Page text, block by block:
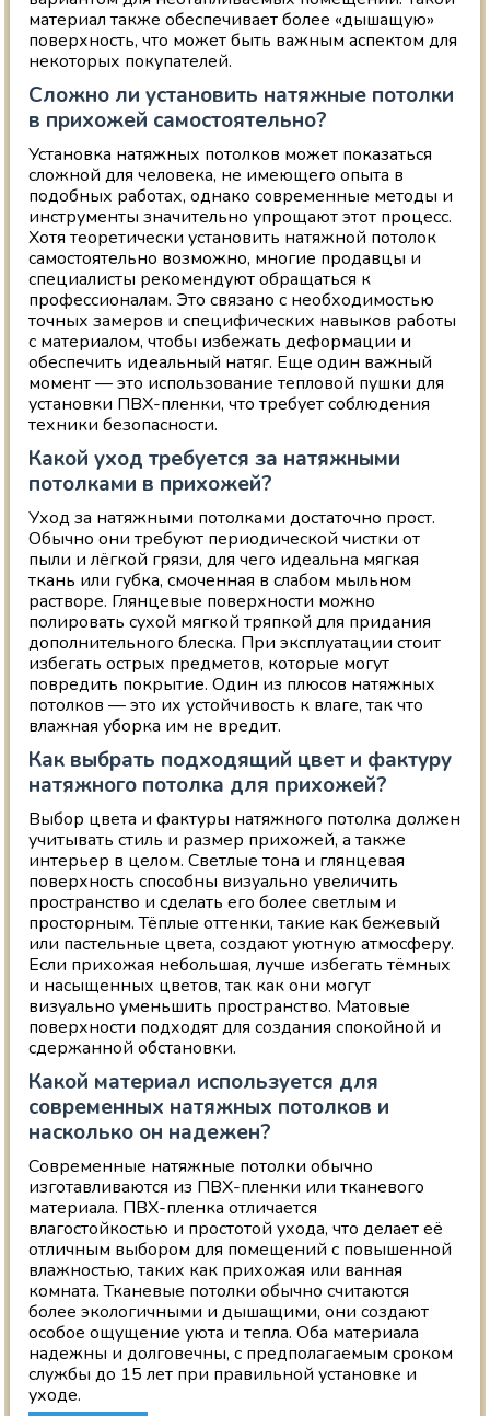
материал также обеспечивает более «дышащую»
поверхность, что может быть важным аспектом для
некоторых покупателей.
Сложно ли установить натяжные потолки
в прихожей самостоятельно?
Установка натяжных потолков может показаться
сложной для человека, не имеющего опыта в
подобных работах, однако современные методы и
инструменты значительно упрощают этот процесс.
Хотя теоретически установить натяжной потолок
самостоятельно возможно, многие продавцы и
специалисты рекомендуют обращаться к
профессионалам. Это связано с необходимостью
точных замеров и специфических навыков работы
с материалом, чтобы избежать деформации и
обеспечить идеальный натяг. Еще один важный
момент — это использование тепловой пушки для
установки ПВХ-пленки, что требует соблюдения
техники безопасности.
Какой уход требуется за натяжными
потолками в прихожей?
Уход за натяжными потолками достаточно прост.
Обычно они требуют периодической чистки от
пыли и лёгкой грязи, для чего идеальна мягкая
ткань или губка, смоченная в слабом мыльном
растворе. Глянцевые поверхности можно
полировать сухой мягкой тряпкой для придания
дополнительного блеска. При эксплуатации стоит
избегать острых предметов, которые могут
повредить покрытие. Один из плюсов натяжных
потолков — это их устойчивость к влаге, так что
влажная уборка им не вредит.
Как выбрать подходящий цвет и фактуру
натяжного потолка для прихожей?
Выбор цвета и фактуры натяжного потолка должен
учитывать стиль и размер прихожей, а также
интерьер в целом. Светлые тона и глянцевая
поверхность способны визуально увеличить
пространство и сделать его более светлым и
просторным. Тёплые оттенки, такие как бежевый
или пастельные цвета, создают уютную атмосферу.
Если прихожая небольшая, лучше избегать тёмных
и насыщенных цветов, так как они могут
визуально уменьшить пространство. Матовые
поверхности подходят для создания спокойной и
сдержанной обстановки.
Какой материал используется для
современных натяжных потолков и
насколько он надежен?
Современные натяжные потолки обычно
изготавливаются из ПВХ-пленки или тканевого
материала. ПВХ-пленка отличается
влагостойкостью и простотой ухода, что делает её
отличным выбором для помещений с повышенной
влажностью, таких как прихожая или ванная
комната. Тканевые потолки обычно считаются
более экологичными и дышащими, они создают
особое ощущение уюта и тепла. Оба материала
надежны и долговечны, с предполагаемым сроком
службы до 15 лет при правильной установке и
уходе.